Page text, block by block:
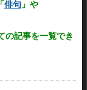
俳句」や
の記事を一覧でき